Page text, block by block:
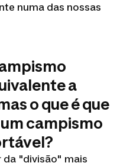
numa das nossas
a
o que é que
campismo
da "divisão" mais